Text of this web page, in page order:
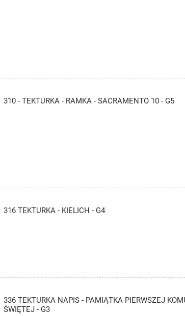
310 - TEKTURKA - RAMKA - SACRAMENTO 10 - G5
316 TEKTURKA - KIELICH - G4
336 TEKTURKA NAPIS - PAMIĄTKA PIERWSZEJ
ŚWIĘTEJ - G3